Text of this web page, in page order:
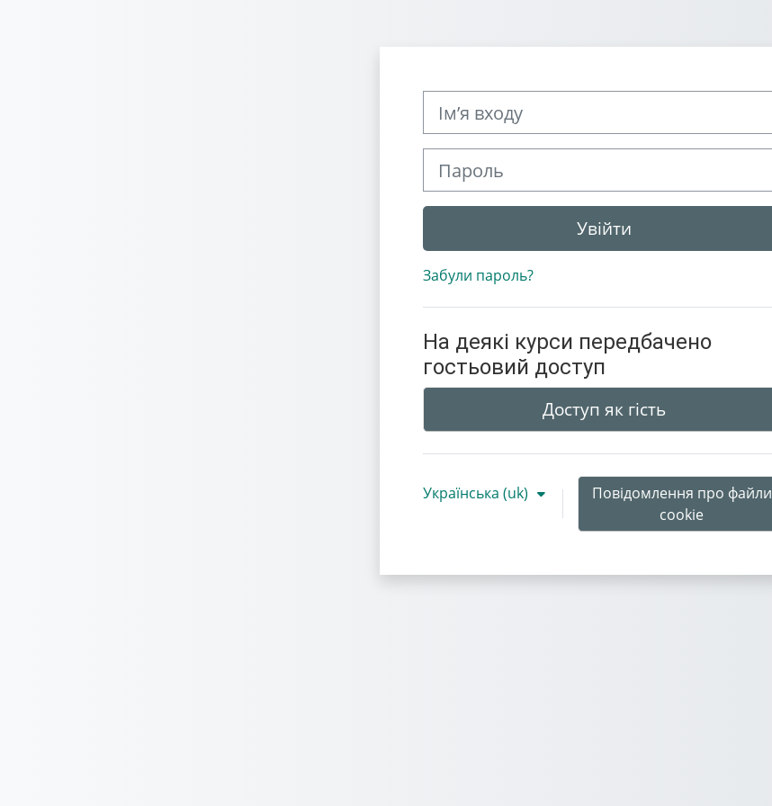
Увійти
Забули пароль?
На деякі курси передбачено
гостьовий доступ
Доступ як гість
Українська ‎(uk)‎
Повідомлення про файли
cookie